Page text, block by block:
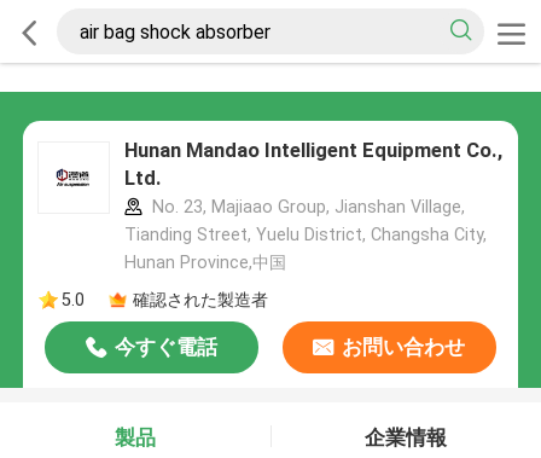
Hunan Mandao Intelligent Equipment Co.,
Ltd.
No. 23, Majiaao Group, Jianshan Village,
Tianding Street, Yuelu District, Changsha City,
Hunan Province,中国
5.0
確認された製造者
今すぐ電話 お問い合わせ
製品 企業情報